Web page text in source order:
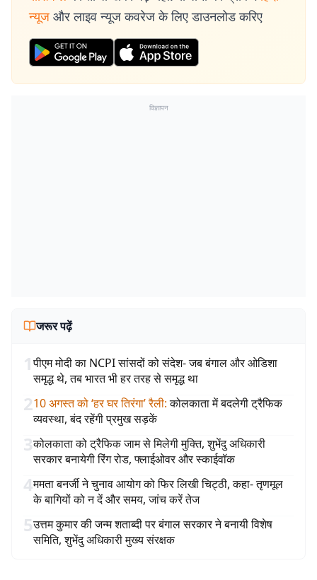
न्यूज और लाइव न्यूज कवरेज के लिए डाउनलोड करिए
विज्ञापन
जरूर पढ़ें
1पीएम मोदी का NCPI सांसदों को संदेश- जब बंगाल और ओडिशा
समृद्ध थे, तब भारत भी हर तरह से समृद्ध था
210 अगस्त को ‘हर घर तिरंगा’ रैली: कोलकाता में बदलेगी ट्रैफिक
व्यवस्था, बंद रहेंगी प्रमुख सड़कें
3कोलकाता को ट्रैफिक जाम से मिलेगी मुक्ति, शुभेंदु अधिकारी
सरकार बनायेगी रिंग रोड, फ्लाईओवर और स्काईवॉक
4ममता बनर्जी ने चुनाव आयोग को फिर लिखी चिट्ठी, कहा- तृणमूल
के बागियों को न दें और समय, जांच करें तेज
5उत्तम कुमार की जन्म शताब्दी पर बंगाल सरकार ने बनायी विशेष
समिति, शुभेंदु अधिकारी मुख्य संरक्षक